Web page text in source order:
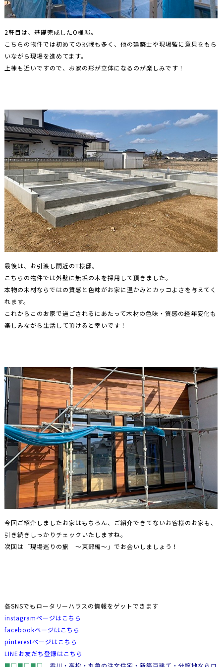
2軒目は、基礎完成したO様邸。
こちらの物件では初めての挑戦も多く、他の建築士や現場監に意見をもら
いながら現場を進めてます。
上棟も近いですので、お家の形が立体になるのが楽しみです！
最後は、お引渡し間近のT様邸。
こちらの物件では外壁に無垢の木を採用して頂きました。
本物の木材ならではの質感と色味がお家に温かみとカッコよさを与えてく
れます。
これからこのお家で過ごされるにあたって木材の色味・質感の経年変化も
楽しみながら生活して頂けると幸いです！
今回ご紹介しましたお家はもちろん、ご紹介できてないお客様のお家も、
引き続きしっかりチェックいたしますね。
次回は「現場巡りの旅 ～東部編～」でお会いしましょう！
各SNSでもロータリーハウスの情報をゲットできます
instagramページはこちら
facebookページはこちら
pinterestページはこちら
LINEお友だち登録はこちら